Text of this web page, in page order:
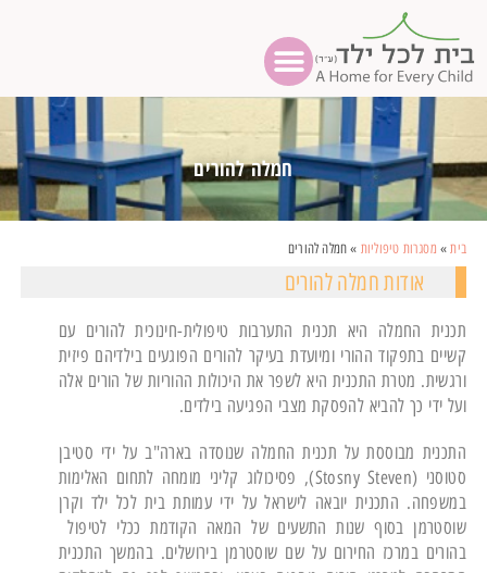
חמלה להורים
בית» מסגרות טיפוליות »חמלה להורים
אודות חמלה להורים
תכנית החמלה היא תכנית התערבות טיפולית-חינוכית להורים עם
קשיים בתפקוד ההורי ומיועדת בעיקר להורים הפוגעים בילדיהם פיזית
ורגשית. מטרת התכנית היא לשפר את היכולות ההוריות של הורים אלה
ועל ידי כך להביא להפסקת מצבי הפגיעה בילדים.
התכנית מבוססת על תכנית החמלה שנוסדה בארה"ב על ידי סטיבן
סטוסני (Stosny Steven), פסיכולוג קליני מומחה לתחום האלימות
במשפחה. התכנית יובאה לישראל על ידי עמותת בית לכל ילד וקרן
שוסטרמן בסוף שנות התשעים של המאה הקודמת ככלי לטיפול
בהורים במרכז החירום על שם שוסטרמן בירושלים. בהמשך התכנית